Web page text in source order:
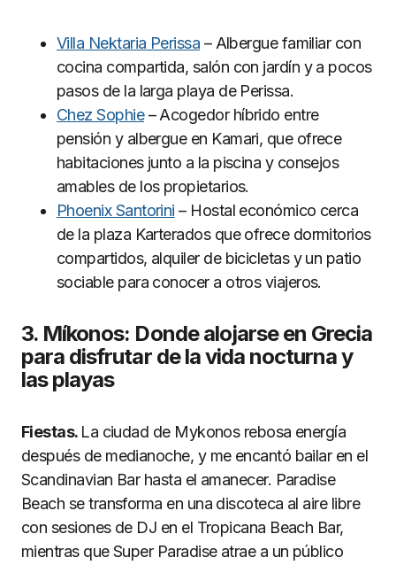
Villa Nektaria Perissa – Albergue familiar con
cocina compartida, salón con jardín y a pocos
pasos de la larga playa de Perissa.
Chez Sophie– Acogedor híbrido entre
pensión y albergue en Kamari, que ofrece
habitaciones junto a la piscina y consejos
amables de los propietarios.
Phoenix Santorini – Hostal económico cerca
de la plaza Karterados que ofrece dormitorios
compartidos, alquiler de bicicletas y un patio
sociable para conocer a otros viajeros.
3. Míkonos: Donde alojarse en Grecia
para disfrutar de la vida nocturna y
las playas
Fiestas. La ciudad de Mykonos rebosa energía
después de medianoche, y me encantó bailar en el
Scandinavian Bar hasta el amanecer. Paradise
Beach se transforma en una discoteca al aire libre
con sesiones de DJ en el Tropicana Beach Bar,
mientras que Super Paradise atrae a un público